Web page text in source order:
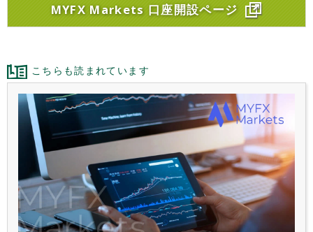
MYFX Markets 口座開設ページ
こちらも読まれています